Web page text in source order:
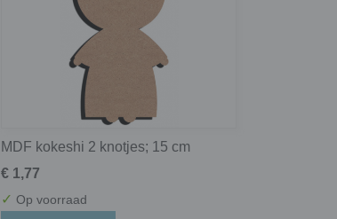
MDF kokeshi 2 knotjes; 15 cm
€ 1,77
✓ Op voorraad